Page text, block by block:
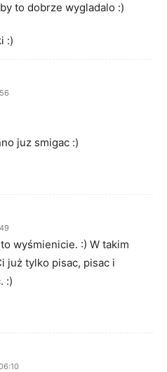
to dobrze wygladalo :)
:)
juz smigac :)
wyśmienicie. :) W takim
już tylko pisac, pisac i
:)